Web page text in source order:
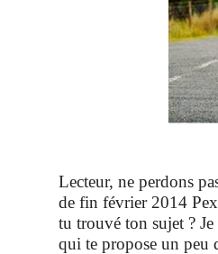
Lecteur, ne perdons
de fin février 2014
tu trouvé ton sujet ?
qui te propose un peu